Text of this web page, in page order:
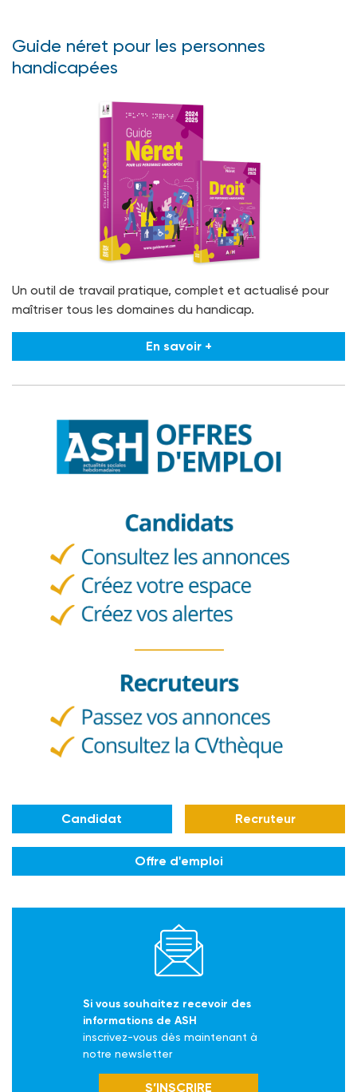
Guide néret pour les personnes
handicapées
Un outil de travail pratique, complet et actualisé pour
maîtriser tous les domaines du handicap.
En savoir +
Candidat Recruteur
Offre d'emploi
Si vous souhaitez recevoir des
informations de ASH
inscrivez-vous dès maintenant à
notre newsletter
S’INSCRIRE